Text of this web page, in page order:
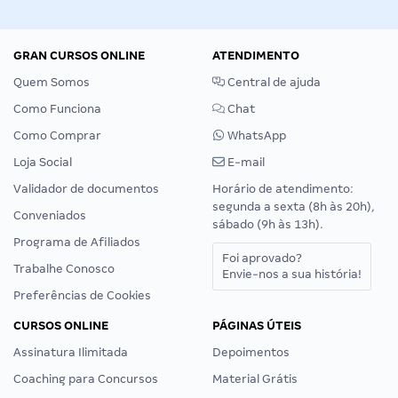
GRAN CURSOS ONLINE
Quem Somos
Como Funciona
Como Comprar
Loja Social
Validador de documentos
Conveniados
Programa de Afiliados
Trabalhe Conosco
Preferências de Cookies
ATENDIMENTO
Central de ajuda
Chat
WhatsApp
E-mail
Horário de atendimento:
segunda a sexta (8h às 20h),
sábado (9h às 13h).
Foi aprovado?
Envie-nos a sua história!
CURSOS ONLINE
Assinatura Ilimitada
Coaching para Concursos
PÁGINAS ÚTEIS
Depoimentos
Material Grátis